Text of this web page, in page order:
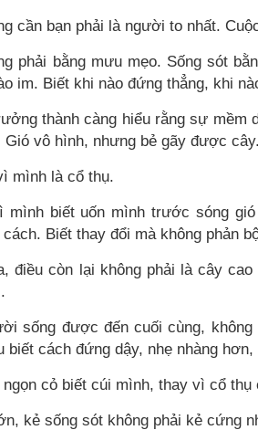
cần bạn phải là người to nhất.
phải bằng mưu mẹo. Sống sót
im. Biết khi nào đứng thẳng, khi
thành càng hiểu rằng sự
vô hình, nhưng bẻ gãy được
mình là cổ thụ.
mình biết uốn mình trước sóng
Biết thay đổi mà không phản
điều còn lại không phải là cây
sống được đến cuối cùng,
biết cách đứng dậy, nhẹ nhàng
cỏ biết cúi mình, thay vì cổ thụ
kẻ sống sót không phải kẻ cứng